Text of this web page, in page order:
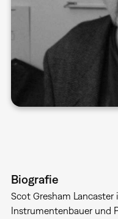
Biografie
Scot Gresham
Instrumentenbauer und